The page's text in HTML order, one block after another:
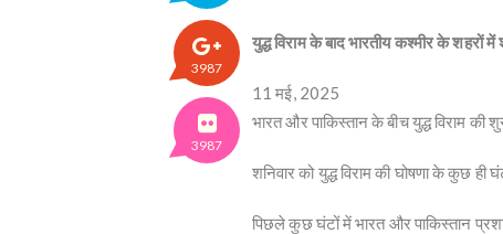
3987
3987
युद्ध विराम के बाद भारतीय कश्मीर के शहरों
11 मई, 2025
भारत और पाकिस्तान के बीच युद्ध विराम की
शनिवार को युद्ध विराम की घोषणा के कुछ
पिछले कुछ घंटों में भारत और पाकिस्तान